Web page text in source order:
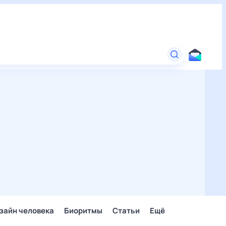
человека Биоритмы Статьи Ещё